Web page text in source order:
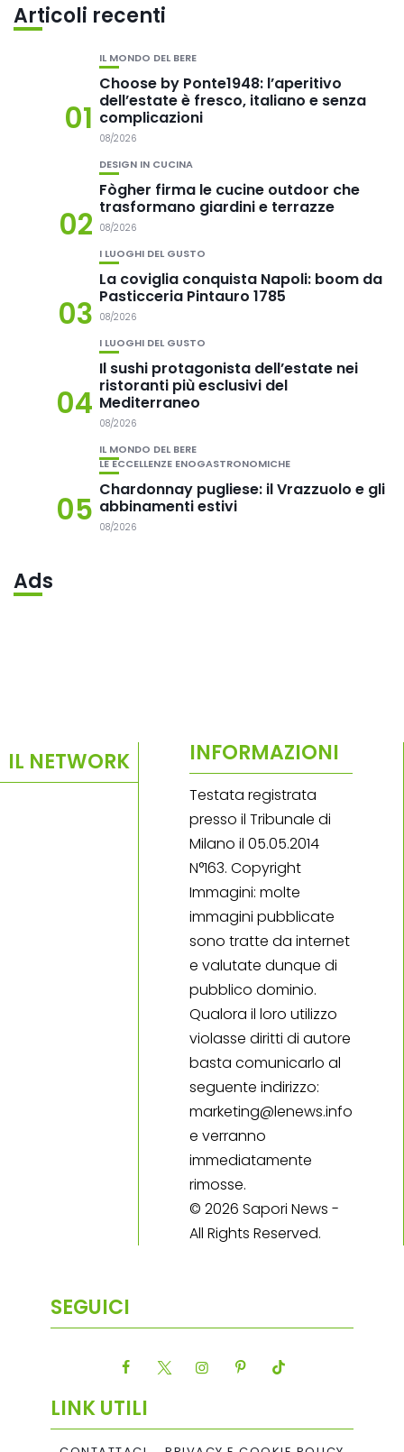
Articoli recenti
01
IL MONDO DEL BERE
Choose by Ponte1948: l’aperitivo
dell’estate è fresco, italiano e senza
complicazioni
08/2026
02
DESIGN IN CUCINA
Fògher firma le cucine outdoor che
trasformano giardini e terrazze
08/2026
03
I LUOGHI DEL GUSTO
La coviglia conquista Napoli: boom da
Pasticceria Pintauro 1785
08/2026
04
I LUOGHI DEL GUSTO
Il sushi protagonista dell’estate nei
ristoranti più esclusivi del
Mediterraneo
08/2026
05
IL MONDO DEL BERE
LE ECCELLENZE ENOGASTRONOMICHE
Chardonnay pugliese: il Vrazzuolo e gli
abbinamenti estivi
08/2026
Ads
IL NETWORK INFORMAZIONI
Testata registrata
presso il Tribunale di
Milano il 05.05.2014
N°163. Copyright
Immagini: molte
immagini pubblicate
sono tratte da internet
e valutate dunque di
pubblico dominio.
Qualora il loro utilizzo
violasse diritti di autore
basta comunicarlo al
seguente indirizzo:
marketing@lenews.info
e verranno
immediatamente
rimosse.
© 2026 Sapori News -
All Rights Reserved.
SEGUICI
LINK UTILI